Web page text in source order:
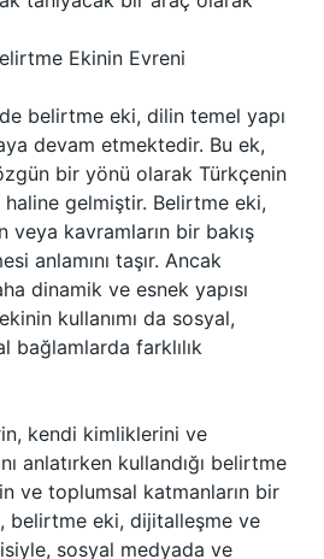
Ekinin Evreni
belirtme eki, dilin temel yapı
devam etmektedir. Bu ek,
bir yönü olarak Türkçenin
haline gelmiştir. Belirtme eki,
veya kavramların bir bakış
anlamını taşır. Ancak
dinamik ve esnek yapısı
kullanımı da sosyal,
bağlamlarda farklılık
kendi kimliklerini ve
anlatırken kullandığı belirtme
ve toplumsal katmanların bir
belirtme eki, dijitalleşme ve
sosyal medyada ve